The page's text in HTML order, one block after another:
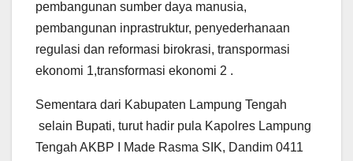
pembangunan sumber daya manusia,
pembangunan inprastruktur, penyederhanaan
regulasi dan reformasi birokrasi, transpormasi
ekonomi 1,transformasi ekonomi 2 .
Sementara dari Kabupaten Lampung Tengah
selain Bupati, turut hadir pula Kapolres Lampung
Tengah AKBP I Made Rasma SIK, Dandim 0411